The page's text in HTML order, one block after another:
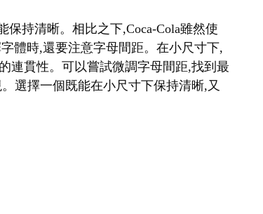
保持清晰。相比之下,Coca-Cola雖然使
體時,還要注意字母間距。在小尺寸下,
連貫性。可以嘗試微調字母間距,找到最
選擇一個既能在小尺寸下保持清晰,又